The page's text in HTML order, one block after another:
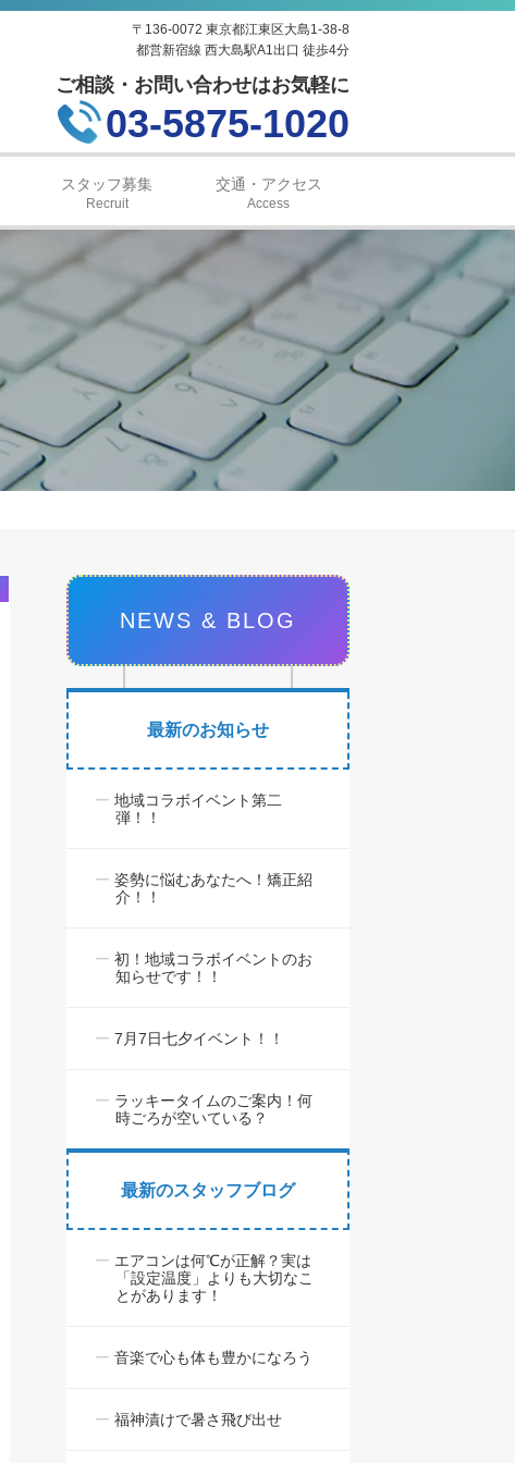
〒136-0072 東京都江東区大島1-38-8
都営新宿線 西大島駅A1出口 徒歩4分
ご相談・お問い合わせはお気軽に
03-5875-1020
スタッフ募集
Recruit
交通・アクセス
Access
NEWS & BLOG
最新のお知らせ
地域コラボイベント第二
弾！！
姿勢に悩むあなたへ！矯正紹
介！！
初！地域コラボイベントのお
知らせです！！
7月7日七夕イベント！！
ラッキータイムのご案内！何
時ごろが空いている？
最新のスタッフブログ
エアコンは何℃が正解？実は
「設定温度」よりも大切なこ
とがあります！
音楽で心も体も豊かになろう
福神漬けで暑さ飛び出せ